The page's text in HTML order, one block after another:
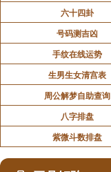
六十四卦
号码测吉凶
手纹在线运势
生男生女清宫表
周公解梦自助查询
八字排盘
紫微斗数排盘